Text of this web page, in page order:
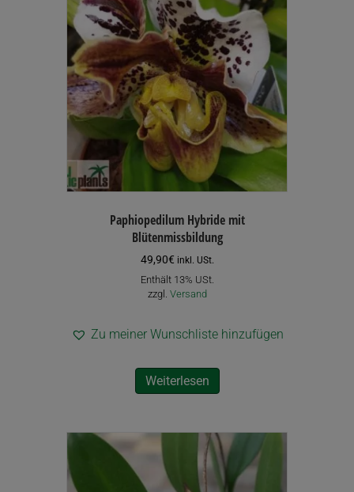
Paphiopedilum Hybride mit
Blütenmissbildung
49,90€ inkl. USt.
Enthält 13% USt.
zzgl. Versand
Zu meiner Wunschliste hinzufügen
Weiterlesen